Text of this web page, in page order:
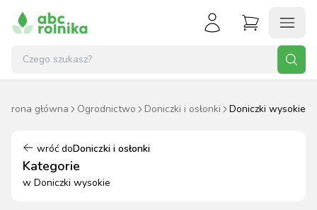
Strona główna Ogrodnictwo Doniczki i osłonki Doniczki wysokie
wróć doDoniczki i osłonki
Kategorie
w Doniczki wysokie